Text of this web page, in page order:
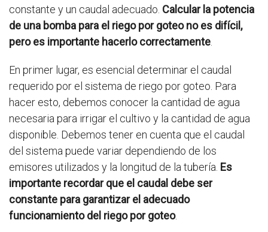
constante y un caudal adecuado. Calcular la potencia
de una bomba para el riego por goteo no es difícil,
pero es importante hacerlo correctamente
En primer lugar, es esencial determinar el caudal
requerido por el sistema de riego por goteo. Para
hacer esto, debemos conocer la cantidad de agua
necesaria para irrigar el cultivo y la cantidad de agua
disponible. Debemos tener en cuenta que el caudal
del sistema puede variar dependiendo de los
emisores utilizados y la longitud de la tubería. Es
importante recordar que el caudal debe ser
constante para garantizar el adecuado
funcionamiento del riego por goteo.